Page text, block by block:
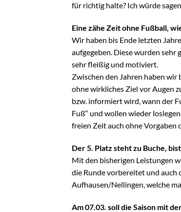
für richtig halte? Ich würde
Eine zähe Zeit ohne Fußball,
Wir haben bis Ende letzten
aufgegeben. Diese wurden sehr
sehr fleißig und motiviert.
Zwischen den Jahren haben wir
ohne wirkliches Ziel vor Augen
bzw. informiert wird, wann der
Fuß“ und wollen wieder
freien Zeit auch ohne
Der 5. Platz steht zu Buche,
Mit den bisherigen Leistungen
die Runde vorbereitet und auch
Aufhausen/Nellingen, welche
Am 07.03. soll die Saison mit